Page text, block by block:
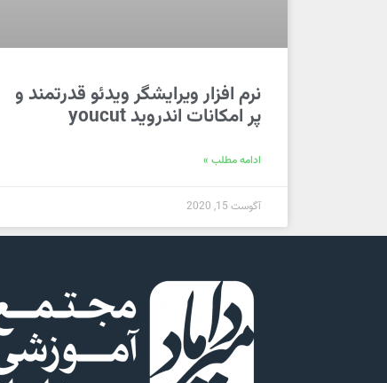
نرم افزار ویرایشگر ویدئو قدرتمند و
پر امکانات اندروید youcut
ادامه مطلب »
آگوست 15, 2020